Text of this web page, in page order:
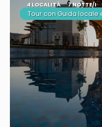
4 LOCALITÀ 7 NOTTE/I
Tour con Guida locale